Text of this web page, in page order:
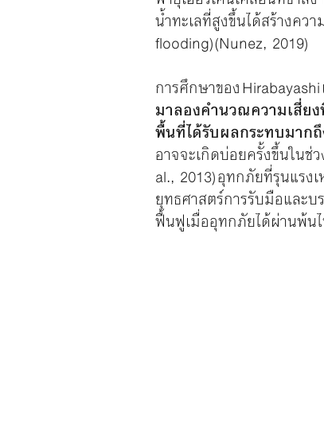
น้ำทะเลที่สูงขึ้นได้สร้างคว
flooding) (Nunez, 2019)
การศึกษาของ
มาลองคำนวณความเสี่ย
พื้นที่ได้รับผลกระทบมาก
อาจจะเกิดบ่อยครั้งขึ้นใน
al., 2013) อุทกภัยที่รุนแร
ยุทธศาสตร์การรับมือและบ
ฟื้นฟูเมื่ออุทกภัยได้ผ่านพ้น